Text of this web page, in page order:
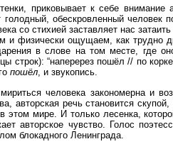
приковывает к себе внимание
обескровленный человек
со стихией заставляет нас
и физически ощущаем, как трудно
в слове на том месте, где
строк): “наперерез пошёл // по
пошёл, и звукопись.
человека закономерна и
авторская речь становится
мире. И только лесенка,
авторское чувство. Голос
блокадного Ленинграда.